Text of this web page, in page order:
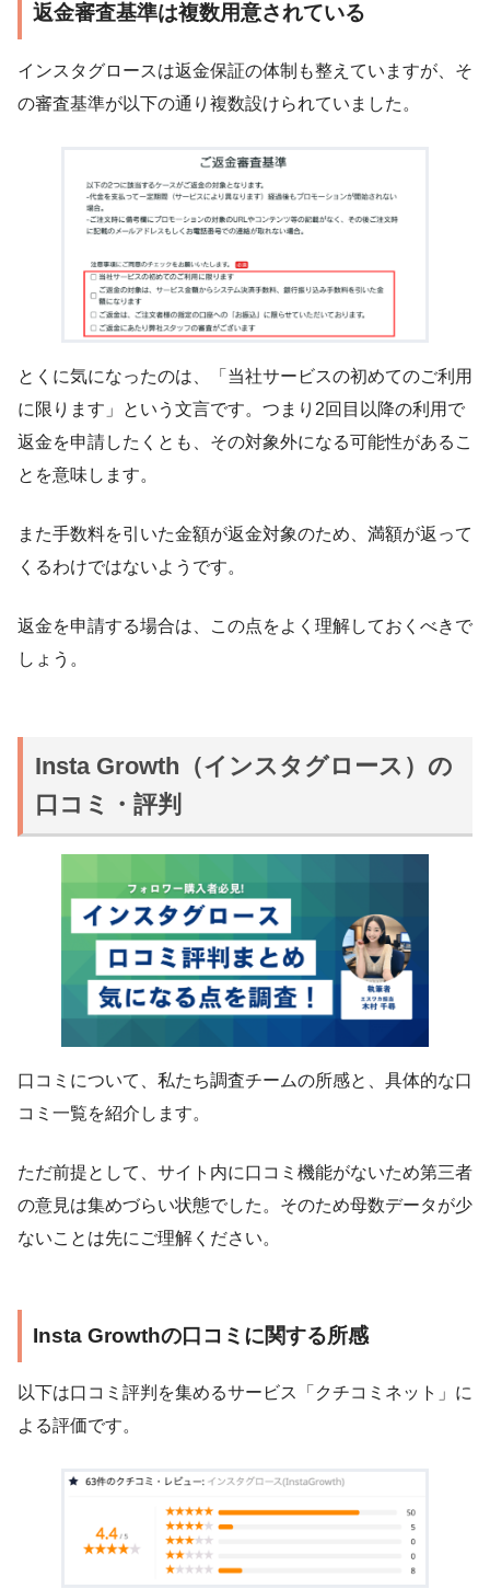
返金審査基準は複数用意されている
インスタグロースは返金保証の体制も整えていますが、そ
の審査基準が以下の通り複数設けられていました。
とくに気になったのは、「当社サービスの初めてのご利用
に限ります」という文言です。つまり2回目以降の利用で
返金を申請したくとも、その対象外になる可能性があるこ
とを意味します。
また手数料を引いた金額が返金対象のため、満額が返って
くるわけではないようです。
返金を申請する場合は、この点をよく理解しておくべきで
しょう。
Insta Growth（インスタグロース）の
口コミ・評判
口コミについて、私たち調査チームの所感と、具体的な口
コミ一覧を紹介します。
ただ前提として、サイト内に口コミ機能がないため第三者
の意見は集めづらい状態でした。そのため母数データが少
ないことは先にご理解ください。
Insta Growthの口コミに関する所感
以下は口コミ評判を集めるサービス「クチコミネット」に
よる評価です。